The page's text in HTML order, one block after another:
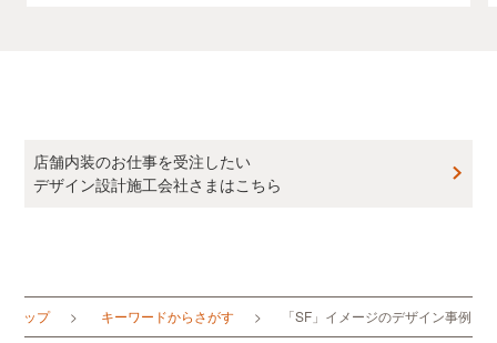
店舗内装のお仕事を受注したい
デザイン設計施工会社さまはこちら
トップ キーワードからさがす 「SF」イメージのデザイン事例